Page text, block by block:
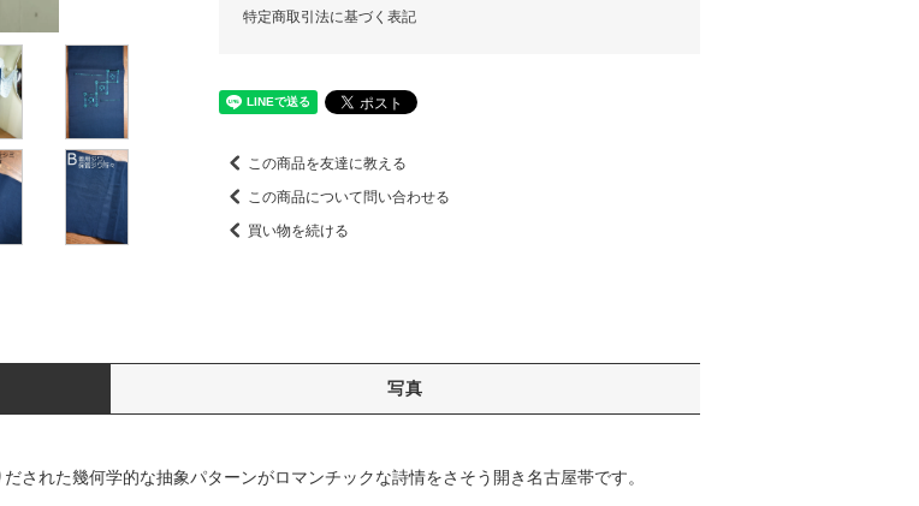
特定商取引法に基づく表記
この商品を友達に教える
この商品について問い合わせる
買い物を続ける
写真
された幾何学的な抽象パターンがロマンチックな詩情をさそう開き名古屋帯です。